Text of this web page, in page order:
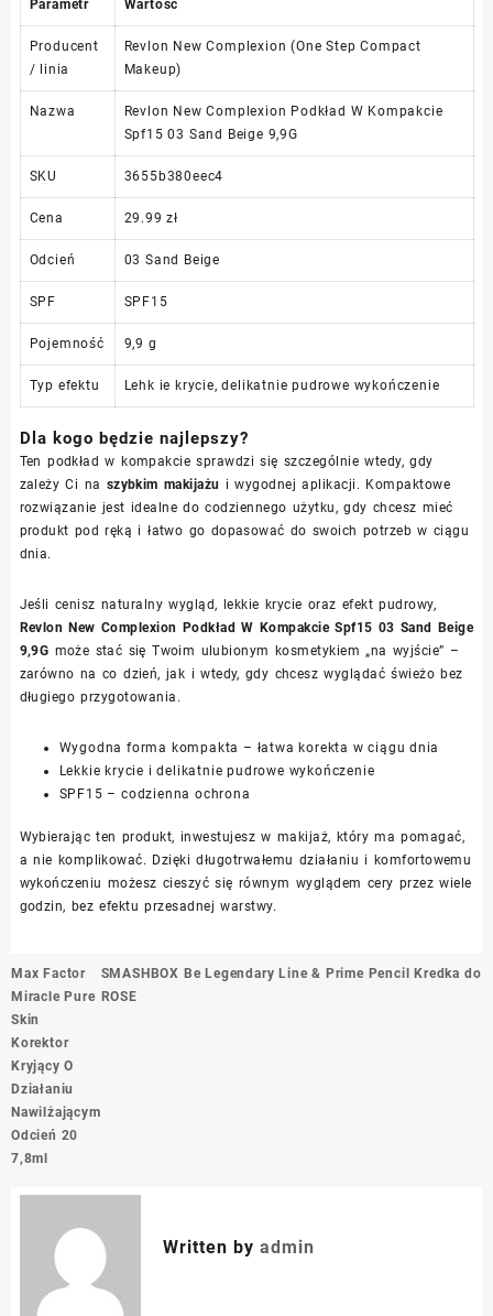
Parametr Wartość
Producent
/ linia
Revlon New Complexion (One Step Compact
Makeup)
Nazwa
Revlon New Complexion Podkład W Kompakcie
Spf15 03 Sand Beige 9,9G
SKU 3655b380eec4
Cena 29.99 zł
Odcień 03 Sand Beige
SPF SPF15
Pojemność 9,9 g
Typ efektu Lehk ie krycie, delikatnie pudrowe wykończenie
Dla kogo będzie najlepszy?
Ten podkład w kompakcie sprawdzi się szczególnie wtedy, gdy
zależy Ci na szybkim makijażu i wygodnej aplikacji. Kompaktowe
rozwiązanie jest idealne do codziennego użytku, gdy chcesz mieć
produkt pod ręką i łatwo go dopasować do swoich potrzeb w ciągu
dnia.
Jeśli cenisz naturalny wygląd, lekkie krycie oraz efekt pudrowy,
Revlon New Complexion Podkład W Kompakcie Spf15 03 Sand Beige
9,9G może stać się Twoim ulubionym kosmetykiem „na wyjście” –
zarówno na co dzień, jak i wtedy, gdy chcesz wyglądać świeżo bez
długiego przygotowania.
Wygodna forma kompakta – łatwa korekta w ciągu dnia
Lekkie krycie i delikatnie pudrowe wykończenie
SPF15 – codzienna ochrona
Wybierając ten produkt, inwestujesz w makijaż, który ma pomagać,
a nie komplikować. Dzięki długotrwałemu działaniu i komfortowemu
wykończeniu możesz cieszyć się równym wyglądem cery przez wiele
godzin, bez efektu przesadnej warstwy.
Nawigacja
wpisu
Max Factor
Miracle Pure
Skin
Korektor
Kryjący O
Działaniu
Nawilżającym
Odcień 20
7,8ml
SMASHBOX Be Legendary Line & Prime Pencil Kredka do
ROSE
Written by admin